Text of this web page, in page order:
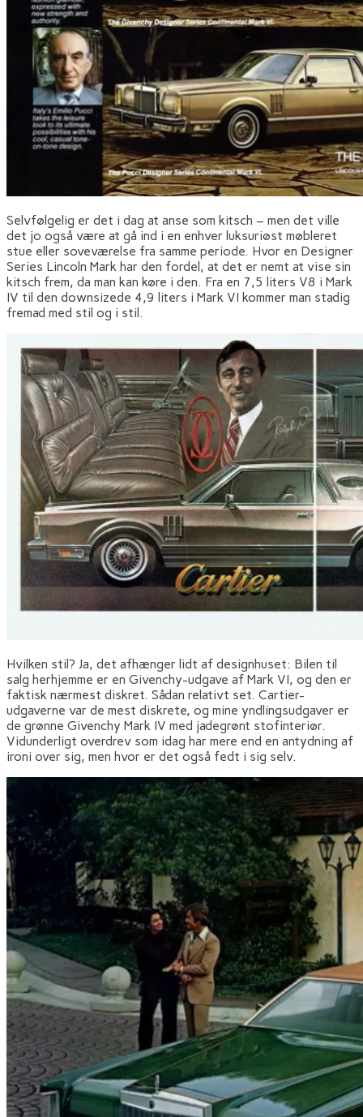
Selvfølgelig er det i dag at anse som kitsch – men det ville
det jo også være at gå ind i en enhver luksuriøst møbleret
stue eller soveværelse fra samme periode. Hvor en Designer
Series Lincoln Mark har den fordel, at det er nemt at vise sin
kitsch frem, da man kan køre i den. Fra en 7,5 liters V8 i Mark
IV til den downsizede 4,9 liters i Mark VI kommer man stadig
fremad med stil og i stil.
Hvilken stil? Ja, det afhænger lidt af designhuset: Bilen til
salg herhjemme er en Givenchy-udgave af Mark VI, og den er
faktisk nærmest diskret. Sådan relativt set. Cartier-
udgaverne var de mest diskrete, og mine yndlingsudgaver er
de grønne Givenchy Mark IV med jadegrønt stofinteriør.
Vidunderligt overdrev som idag har mere end en antydning af
ironi over sig, men hvor er det også fedt i sig selv.